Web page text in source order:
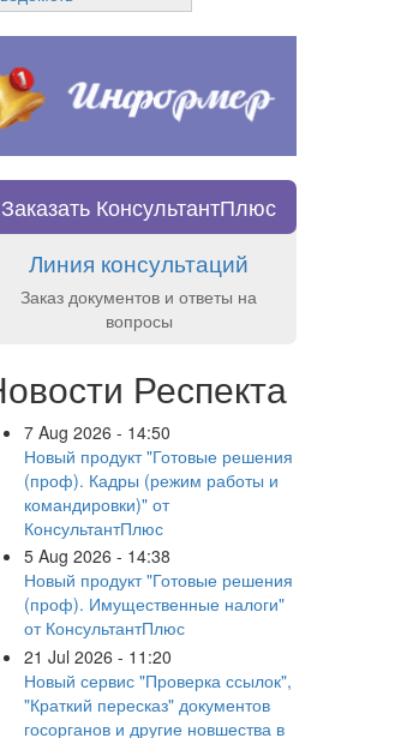
Заказать КонсультантПлюс
Линия консультаций
Заказ документов и ответы на
вопросы
Респекта
7 Aug 2026 - 14:50
Новый продукт "Готовые решения
(проф). Кадры (режим работы и
командировки)" от
КонсультантПлюс
5 Aug 2026 - 14:38
Новый продукт "Готовые решения
(проф). Имущественные налоги"
от КонсультантПлюс
21 Jul 2026 - 11:20
Новый сервис "Проверка ссылок",
"Краткий пересказ" документов
госорганов и другие новшества в